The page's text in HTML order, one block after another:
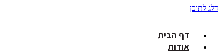
דלג לתוכן
דף הבית
אודות